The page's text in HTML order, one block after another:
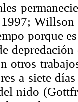
Willson
porque
otros
a siete
nido